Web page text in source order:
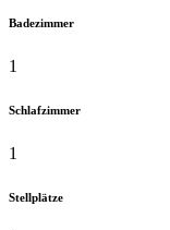
Badezimmer
1
Schlafzimmer
1
Stellplätze